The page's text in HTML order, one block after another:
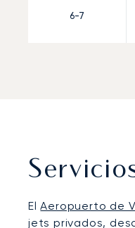
6-7
ElAeropuerto de
jets privados,